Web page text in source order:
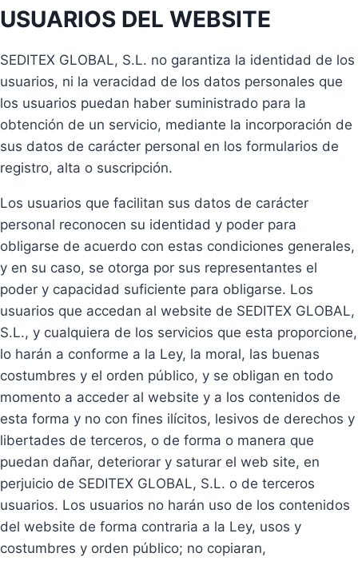
USUARIOS DEL WEBSITE
SEDITEX GLOBAL, S.L. no garantiza la identidad de los
usuarios, ni la veracidad de los datos personales que
los usuarios puedan haber suministrado para la
obtención de un servicio, mediante la incorporación de
sus datos de carácter personal en los formularios de
registro, alta o suscripción.
Los usuarios que facilitan sus datos de carácter
personal reconocen su identidad y poder para
obligarse de acuerdo con estas condiciones generales,
y en su caso, se otorga por sus representantes el
poder y capacidad suficiente para obligarse. Los
usuarios que accedan al website de SEDITEX GLOBAL,
S.L., y cualquiera de los servicios que esta proporcione,
lo harán a conforme a la Ley, la moral, las buenas
costumbres y el orden público, y se obligan en todo
momento a acceder al website y a los contenidos de
esta forma y no con fines ilícitos, lesivos de derechos y
libertades de terceros, o de forma o manera que
puedan dañar, deteriorar y saturar el web site, en
perjuicio de SEDITEX GLOBAL, S.L. o de terceros
usuarios. Los usuarios no harán uso de los contenidos
del website de forma contraria a la Ley, usos y
costumbres y orden público; no copiaran,